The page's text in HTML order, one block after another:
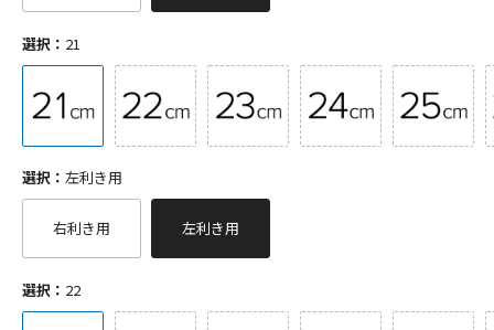
選択： 21
選択： 左利き用
右利き用 左利き用
選択： 22